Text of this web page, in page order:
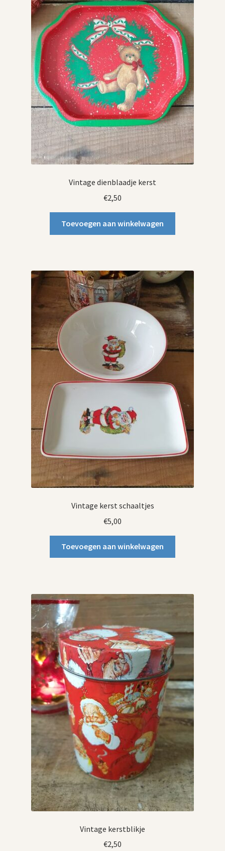
Vintage dienblaadje kerst
€2,50
Toevoegen aan winkelwagen
Vintage kerst schaaltjes
€5,00
Toevoegen aan winkelwagen
Vintage kerstblikje
€2,50